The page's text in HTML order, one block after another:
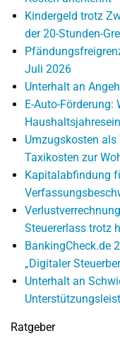
Kindergeld trotz
der 20-Stunden-
Juli 2026
Unterhalt an
E-Auto-Förderung:
Umzugskosten als
Taxikosten zur
Kapitalabfindung
Steuererlass trotz
BankingCheck.de
„Digitaler
Unterhalt an
Ratgeber